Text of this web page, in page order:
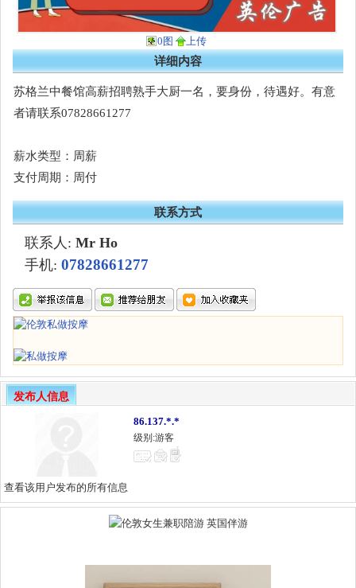
0图 上传
详细内容
苏格兰中餐馆高薪招聘熟手大厨一名，要身份，待遇好。有意
者请联系07828661277
薪水类型：周薪
支付周期：周付
联系方式
联系人: Mr Ho
手机: 07828661277
发布人信息
86.137.*.*
级别:游客
查看该用户发布的所有信息